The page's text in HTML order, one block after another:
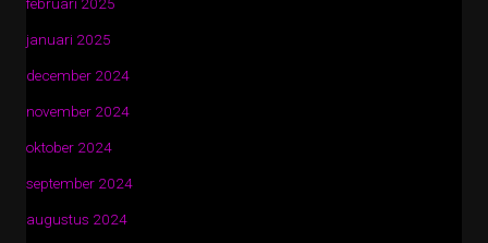
januari 2025
december 2024
november 2024
oktober 2024
september 2024
augustus 2024